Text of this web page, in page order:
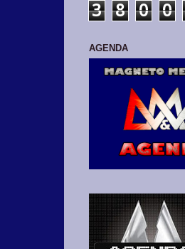
3 8 0 0
AGENDA